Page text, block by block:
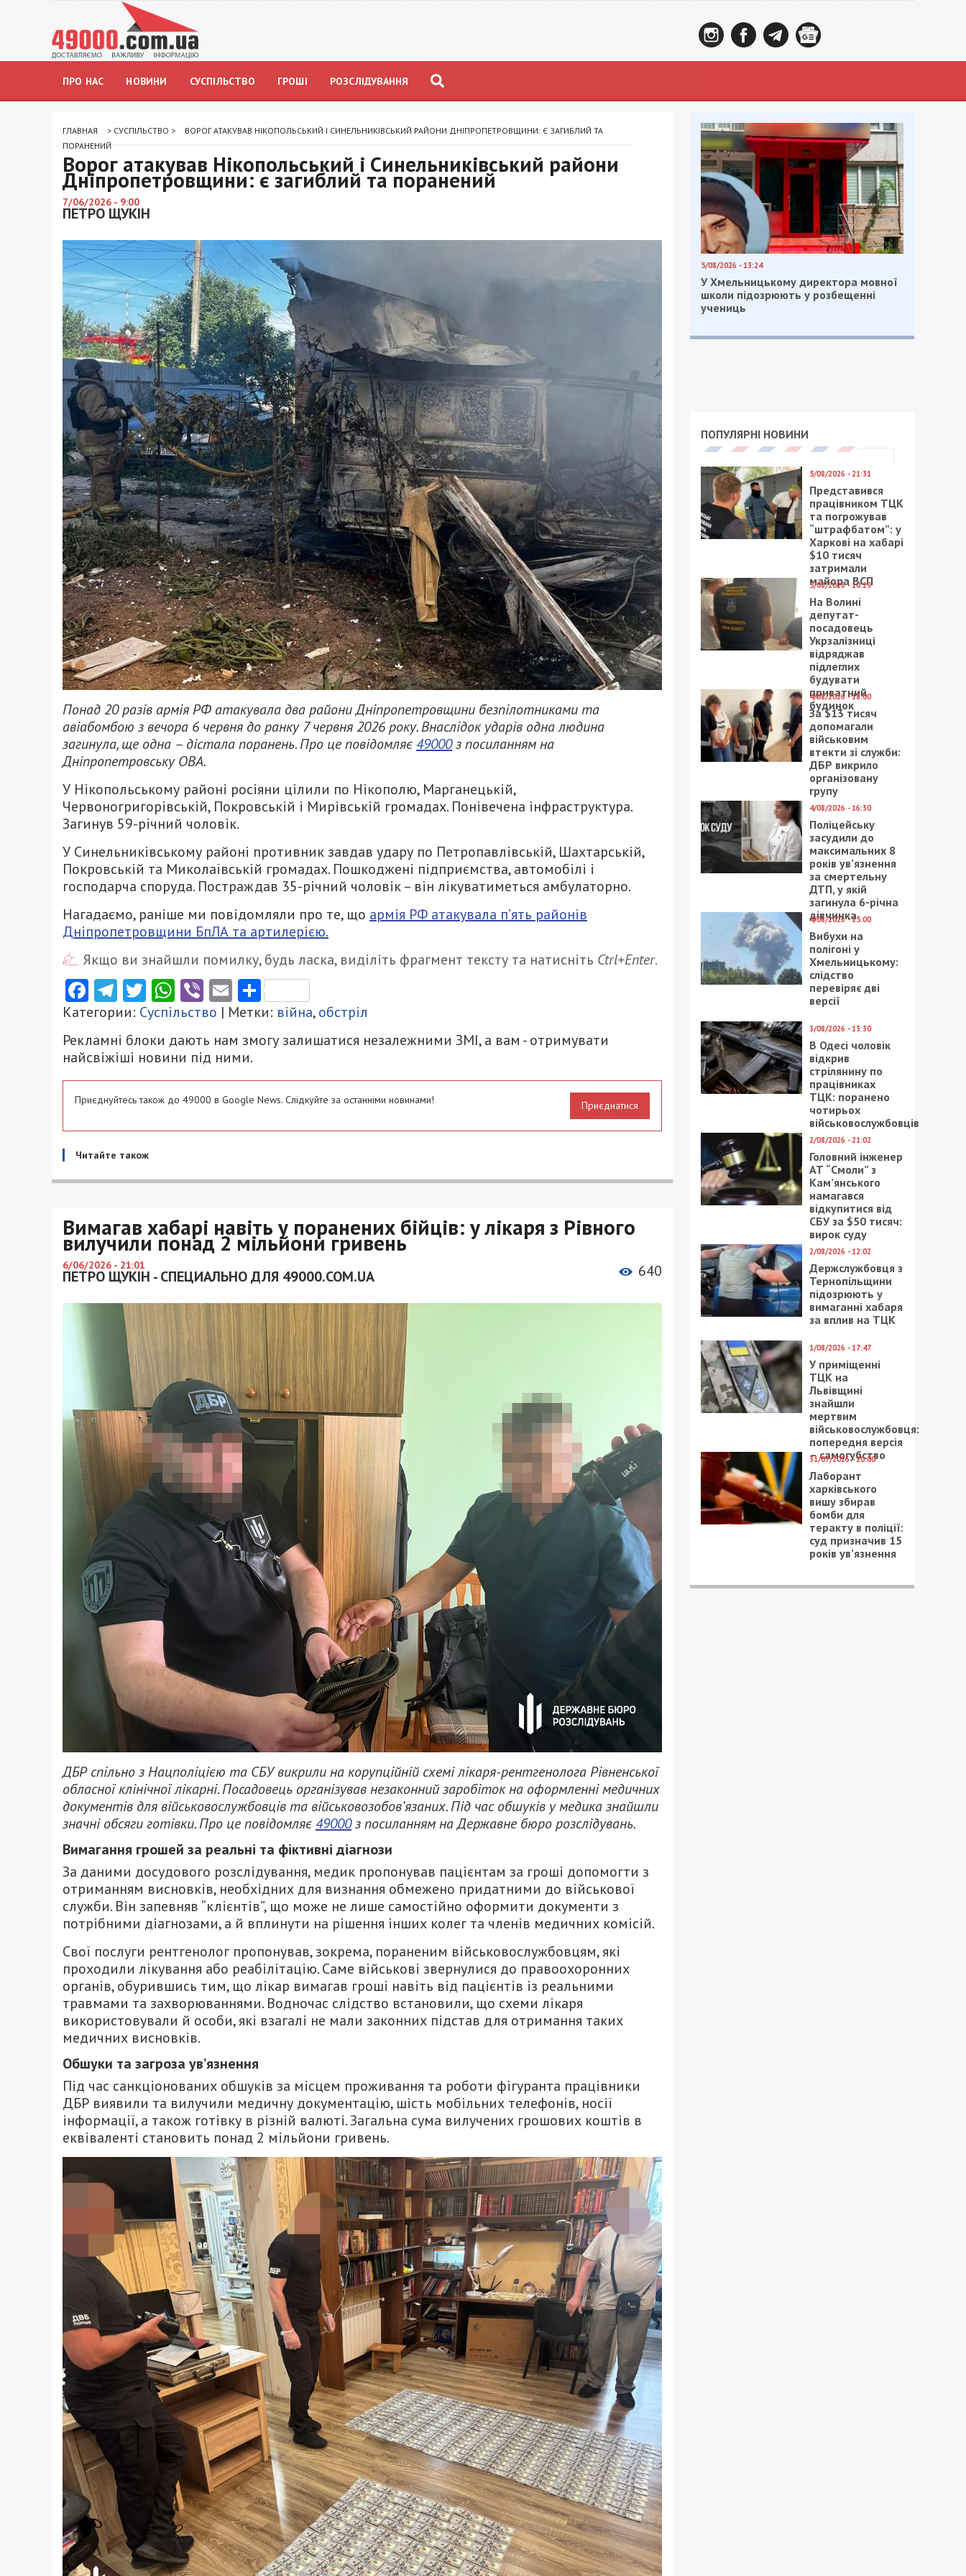
ПРО НАС НОВИНИ СУСПІЛЬСТВО ГРОШІ РОЗСЛІДУВАННЯ
ГЛАВНАЯ > СУСПІЛЬСТВО >
ВОРОГ АТАКУВАВ НІКОПОЛЬСЬКИЙ І СИНЕЛЬНИКІВСЬКИЙ РАЙОНИ ДНІПРОПЕТРОВЩИНИ: Є ЗАГИБЛИЙ ТА
ПОРАНЕНИЙ
Ворог атакував Нікопольський і Синельниківський райони
Дніпропетровщини: є загиблий та поранений
7/06/2026 - 9:00
ПЕТРО ЩУКІН
Понад 20 разів армія РФ атакувала два райони Дніпропетровщини безпілотниками та
авіабомбою з вечора 6 червня до ранку 7 червня 2026 року. Внаслідок ударів одна людина
загинула, ще одна – дістала поранень. Про це повідомляє49000з посиланням на
Дніпропетровську ОВА.
У Нікопольському районі росіяни цілили по Нікополю, Марганецькій,
Червоногригорівській, Покровській і Мирівській громадах. Понівечена інфраструктура.
Загинув 59-річний чоловік.
У Синельниківському районі противник завдав удару по Петропавлівській, Шахтарській,
Покровській та Миколаївській громадах. Пошкоджені підприємства, автомобілі і
господарча споруда. Постраждав 35-річний чоловік – він лікуватиметься амбулаторно.
Нагадаємо, раніше ми повідомляли про те, що армія РФ атакувала п’ять районів
Дніпропетровщини БпЛА та артилерією.
Якщо ви знайшли помилку, будь ласка, виділіть фрагмент тексту та натисніть Ctrl+Enter.
Facebook
Telegram
Twitter
WhatsApp
ViberEmailПоділитися
Категории: Суспільство | Метки: війна,обстріл
Рекламні блоки дають нам змогу залишатися незалежними ЗМІ, а вам - отримувати
найсвіжіші новини під ними.
Приєднуйтесь також до 49000 в Google News. Слідкуйте за останніми новинами! Приєднатися
Читайте також
Вимагав хабарі навіть у поранених бійців: у лікаря з Рівного
вилучили понад 2 мільйони гривень
6/06/2026 - 21:01
ПЕТРО ЩУКІН - СПЕЦИАЛЬНО ДЛЯ 49000.COM.UA 640
ДБР спільно з Нацполіцією та СБУ викрили на корупційній схемі лікаря-рентгенолога Рівненської
обласної клінічної лікарні. Посадовець організував незаконний заробіток на оформленні медичних
документів для військовослужбовців та військовозобов’язаних. Під час обшуків у медика знайшли
значні обсяги готівки. Про це повідомляє49000з посиланням на Державне бюро розслідувань.
Вимагання грошей за реальні та фіктивні діагнози
За даними досудового розслідування, медик пропонував пацієнтам за гроші допомогти з
отриманням висновків, необхідних для визнання обмежено придатними до військової
служби. Він запевняв “клієнтів”, що може не лише самостійно оформити документи з
потрібними діагнозами, а й вплинути на рішення інших колег та членів медичних комісій.
Свої послуги рентгенолог пропонував, зокрема, пораненим військовослужбовцям, які
проходили лікування або реабілітацію. Саме військові звернулися до правоохоронних
органів, обурившись тим, що лікар вимагав гроші навіть від пацієнтів із реальними
травмами та захворюваннями. Водночас слідство встановили, що схеми лікаря
використовували й особи, які взагалі не мали законних підстав для отримання таких
медичних висновків.
Обшуки та загроза ув’язнення
Під час санкціонованих обшуків за місцем проживання та роботи фігуранта працівники
ДБР виявили та вилучили медичну документацію, шість мобільних телефонів, носії
інформації, а також готівку в різній валюті. Загальна сума вилучених грошових коштів в
еквіваленті становить понад 2 мільйони гривень.
5/08/2026 - 13:24
У Хмельницькому директора мовної
школи підозрюють у розбещенні
учениць
ПОПУЛЯРНІ НОВИНИ
5/08/2026 - 21:31
Представився
працівником ТЦК
та погрожував
“штрафбатом”: у
Харкові на хабарі
$10 тисяч
затримали
майора ВСП
5/08/2026 - 10:29
На Волині
депутат-
посадовець
Укрзалізниці
відряджав
підлеглих
будувати
приватний
будинок
4/08/2026 - 18:00
За $13 тисяч
допомагали
військовим
втекти зі служби:
ДБР викрило
організовану
групу
4/08/2026 - 16:30
Поліцейську
засудили до
максимальних 8
років ув’язнення
за смертельну
ДТП, у якій
загинула 6-річна
дівчинка
4/08/2026 - 15:00
Вибухи на
полігоні у
Хмельницькому:
слідство
перевіряє дві
версії
3/08/2026 - 13:30
В Одесі чоловік
відкрив
стрілянину по
працівниках
ТЦК: поранено
чотирьох
військовослужбовців
2/08/2026 - 21:02
Головний інженер
АТ “Смоли” з
Кам’янського
намагався
відкупитися від
СБУ за $50 тисяч:
вирок суду
2/08/2026 - 12:02
Держслужбовця з
Тернопільщини
підозрюють у
вимаганні хабаря
за вплив на ТЦК
1/08/2026 - 17:47
У приміщенні
ТЦК на
Львівщині
знайшли
мертвим
військовослужбовця:
попередня версія
– самогубство
31/07/2026 - 20:00
Лаборант
харківського
вишу збирав
бомби для
теракту в поліції:
суд призначив 15
років ув’язнення